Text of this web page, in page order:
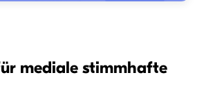
mediale stimmhafte